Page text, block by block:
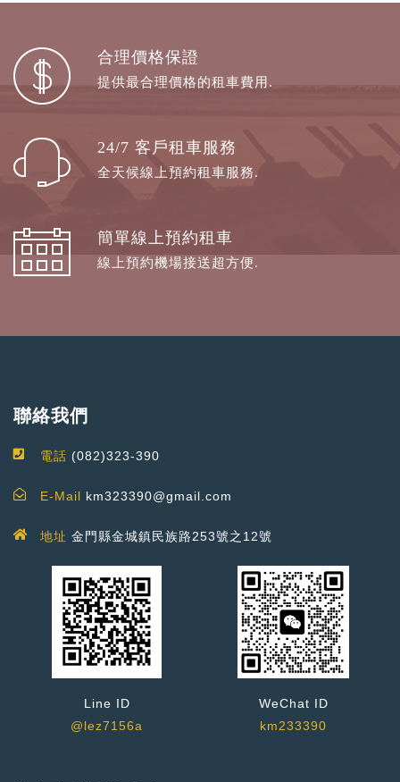
合理價格保證
提供最合理價格的租車費用.
24/7 客戶租車服務
全天候線上預約租車服務.
簡單線上預約租車
線上預約機場接送超方便.
聯絡我們
電話 (082)323-390
E-Mail km323390@gmail.com
地址 金門縣金城鎮民族路253號之12號
Line ID
@lez7156a
WeChat ID
km233390